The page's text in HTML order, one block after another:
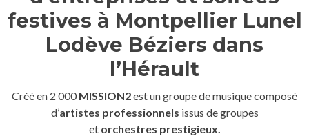
festives à Montpellier Lunel
Lodève Béziers dans
l’Hérault
Créé en 2 000 MISSION2est un groupe de musique composé
d’artistes professionnels issus de groupes
et orchestres prestigieux.